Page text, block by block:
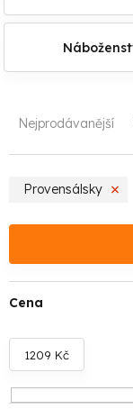
Ř
í
o
Nejprodávanější
Provensálsky
Cena
1209 Kč